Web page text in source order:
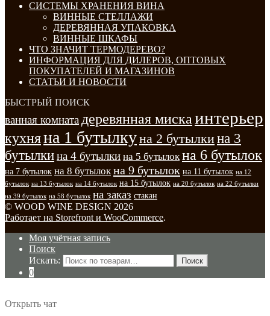
СИСТЕМЫ ХРАНЕНИЯ ВИНА
ВИННЫЕ СТЕЛЛАЖИ
ДЕРЕВЯННАЯ УПАКОВКА
ВИННЫЕ ШКАФЫ
ЧТО ЗНАЧИТ ТЕРМОДЕРЕВО?
ИНФОРМАЦИЯ ДЛЯ ДИЛЕРОВ, ОПТОВЫХ
ПОКУПАТЕЛЕЙ И МАГАЗИНОВ
СТАТЬИ И НОВОСТИ
БЫСТРЫЙ ПОИСК
ванная комнатадеревянная мискаинтерьер
кухняна 1 бутылкуна 2 бутылкина 3
бутылкина 4 бутылки на 5 бутылок на 6 бутылок
на 7 бутылок на 8 бутылок на 9 бутылок на 11 бутылок на 12
бутылок на 13 бутылок на 14 бутылок на 15 бутылок на 20 бутылок на 22 бутылки
на 39 бутылок на 58 бутылок на заказ стакан
© WOOD WINE DESIGN 2026
Работает на Storefront и WooCommerce.
Моя учётная запись
Поиск
Искать:
Поиск
0
Открыть чат